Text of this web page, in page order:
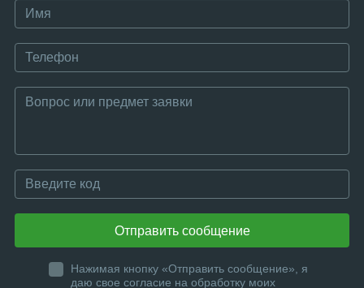
Отправить сообщение
Нажимая кнопку «Отправить сообщение», я
даю свое согласие на обработку моих